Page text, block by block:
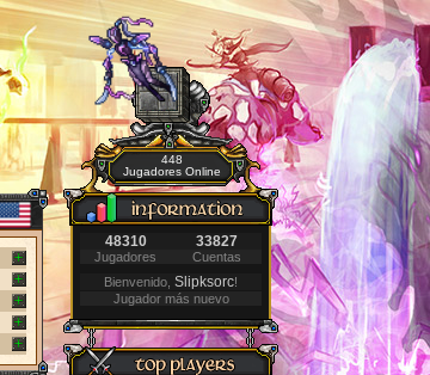
448
Jugadores Online
48310 33827
Jugadores
Cuentas
Bienvenido, Slipksorc!
Jugador más nuevo